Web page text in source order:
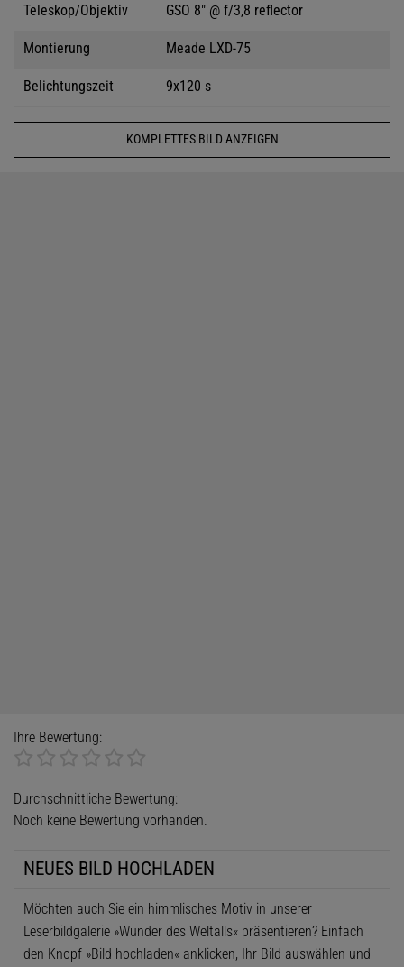
Teleskop/Objektiv GSO 8" @ f/3,8 reflector
Montierung Meade LXD-75
Belichtungszeit 9x120 s
KOMPLETTES BILD ANZEIGEN
Ihre Bewertung:
Durchschnittliche Bewertung:
Noch keine Bewertung vorhanden.
NEUES BILD HOCHLADEN
Möchten auch Sie ein himmlisches Motiv in unserer
Leserbildgalerie »Wunder des Weltalls« präsentieren? Einfach
den Knopf »Bild hochladen« anklicken, Ihr Bild auswählen und